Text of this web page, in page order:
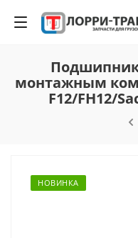
монтажным
F12/FH12/
НОВИНКА